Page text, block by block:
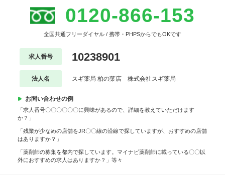
0120-866-153
全国共通フリーダイヤル / 携帯・PHPSからでもOKです
求人番号 10238901
法人名 スギ薬局 柏の葉店 株式会社スギ薬局
お問い合わせの例
「求人番号〇〇〇〇〇〇に興味があるので、詳細を教えていただけます
か？」
「残業が少なめの店舗をJR〇〇線の沿線で探していますが、おすすめの店舗
はありますか？」
「薬剤師の募集を都内で探しています。マイナビ薬剤師に載っている〇〇以
外におすすめの求人はありますか？」等々